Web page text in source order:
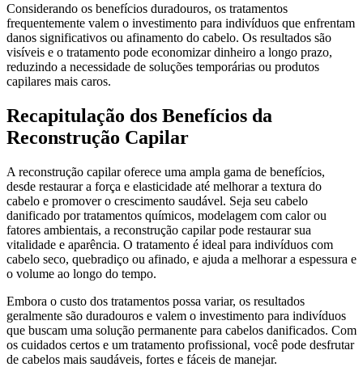
Considerando os benefícios duradouros, os tratamentos
frequentemente valem o investimento para indivíduos que enfrentam
danos significativos ou afinamento do cabelo. Os resultados são
visíveis e o tratamento pode economizar dinheiro a longo prazo,
reduzindo a necessidade de soluções temporárias ou produtos
capilares mais caros.
Recapitulação dos Benefícios da
Reconstrução Capilar
A reconstrução capilar oferece uma ampla gama de benefícios,
desde restaurar a força e elasticidade até melhorar a textura do
cabelo e promover o crescimento saudável. Seja seu cabelo
danificado por tratamentos químicos, modelagem com calor ou
fatores ambientais, a reconstrução capilar pode restaurar sua
vitalidade e aparência. O tratamento é ideal para indivíduos com
cabelo seco, quebradiço ou afinado, e ajuda a melhorar a espessura e
o volume ao longo do tempo.
Embora o custo dos tratamentos possa variar, os resultados
geralmente são duradouros e valem o investimento para indivíduos
que buscam uma solução permanente para cabelos danificados. Com
os cuidados certos e um tratamento profissional, você pode desfrutar
de cabelos mais saudáveis, fortes e fáceis de manejar.